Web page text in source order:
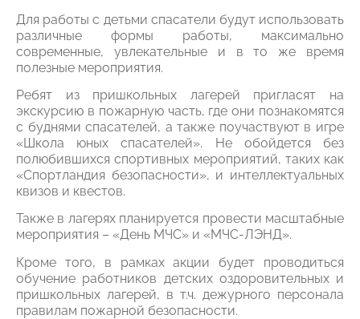
Для работы с детьми спасатели будут использовать
различные формы работы, максимально
современные, увлекательные и в то же время
полезные мероприятия.
Ребят из пришкольных лагерей пригласят на
экскурсию в пожарную часть, где они познакомятся
с буднями спасателей, а также поучаствуют в игре
«Школа юных спасателей». Не обойдется без
полюбившихся спортивных мероприятий, таких как
«Спортландия безопасности», и интеллектуальных
квизов и квестов.
Также в лагерях планируется провести масштабные
мероприятия – «День МЧС» и «МЧС-ЛЭНД».
Кроме того, в рамках акции будет проводиться
обучение работников детских оздоровительных и
пришкольных лагерей, в т.ч. дежурного персонала
правилам пожарной безопасности.